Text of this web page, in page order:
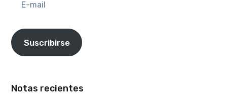
mail
Suscribirse
Notas recientes